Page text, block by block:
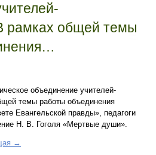
рамках общей темы
объединение учителей-
темы работы объединения
Евангельской правды», педагоги
Н. В. Гоголя «Мертвые души».
→